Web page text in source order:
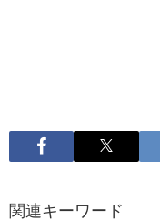
関連キーワード